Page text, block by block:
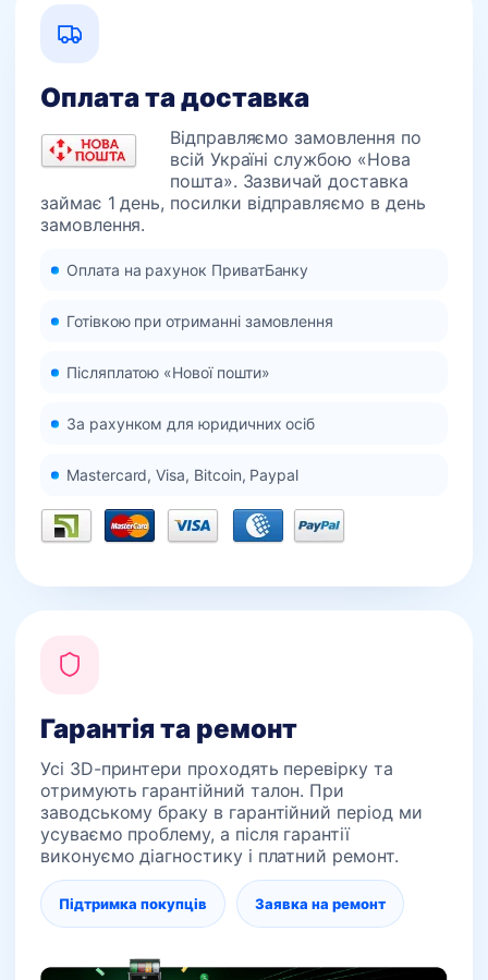
Оплата та доставка
Відправляємо замовлення по
всій Україні службою «Нова
пошта». Зазвичай доставка
займає 1 день, посилки відправляємо в день
замовлення.
Оплата на рахунок ПриватБанку
Готівкою при отриманні замовлення
Післяплатою «Нової пошти»
За рахунком для юридичних осіб
Mastercard, Visa, Bitcoin, Paypal
Гарантія та ремонт
Усі 3D-принтери проходять перевірку та
отримують гарантійний талон. При
заводському браку в гарантійний період ми
усуваємо проблему, а після гарантії
виконуємо діагностику і платний ремонт.
Підтримка покупців Заявка на ремонт